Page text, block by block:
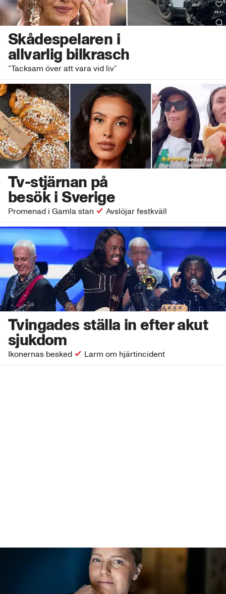
Skådespelaren i
allvarlig bilkrasch
”Tacksam över att vara vid liv”
Tv-stjärnan på
besök i Sverige
Promenad i Gamla stan Avslöjar festkväll
Tvingades ställa in efter akut
sjukdom
Ikonernas besked Larm om hjärtincident